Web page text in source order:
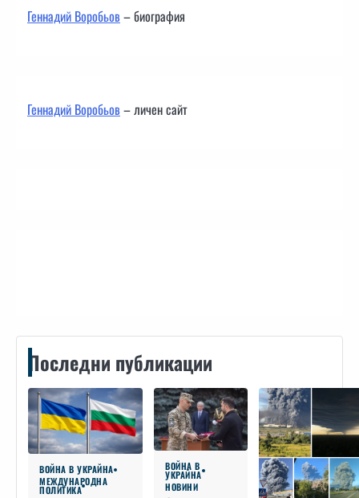
Геннадий Воробьов– биография
Геннадий Воробьов– личен сайт
Последни публикации
ВОЙНА В УКРАЙНА
МЕЖДУНАРОДНА
ПОЛИТИКА
ВОЙНА В
УКРАЙНА
НОВИНИ